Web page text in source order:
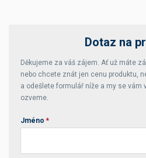
Dotaz na
Děkujeme za váš zájem. Ať už máte
nebo chcete znát jen cenu produktu,
a odešlete formulář níže a my se vám
ozveme.
Jméno *